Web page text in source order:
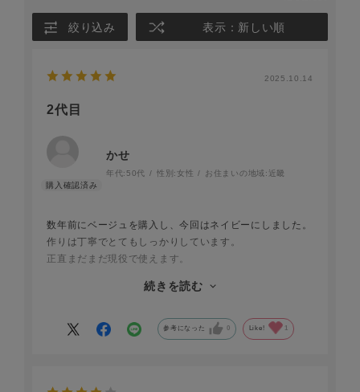
絞り込み 表示：新しい順
2025.10.14
2代目
かせ
年代: 50代 性別:女性 お住まいの地域: 近畿
数年前にベージュを購入し、今回はネイビーにしました。
作りは丁寧でとてもしっかりしています。
正直まだまだ現役で使えます。
回りましたが、私にとってはこの財布より優れた財布は無
カード入れが3箇所ですが、2枚ずつ入れています。
使い勝手も革の質感も私にとってはすべてがパーフェクト
続きを読む
参考になった 0 Like! 1